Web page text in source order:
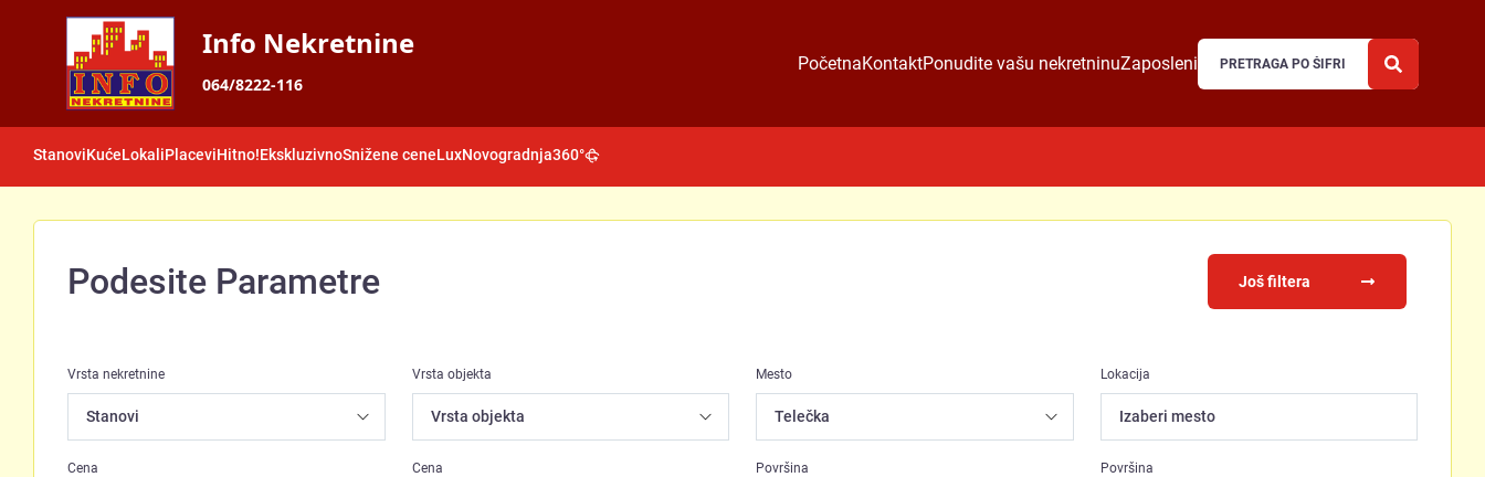
Info Nekretnine
064/8222-116
PočetnaKontaktPonudite vašu nekretninuZaposleni
StanoviKućeLokaliPlaceviHitno!EkskluzivnoSnižene ceneLuxNovogradnja360°
Podesite Parametre Još filtera
Vrsta nekretnine Vrsta objekta Mesto Lokacija
Izaberi mesto
Cena Cena Površina Površina